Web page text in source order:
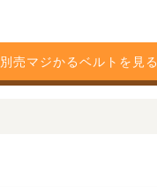
別売マジかるベルトを見る